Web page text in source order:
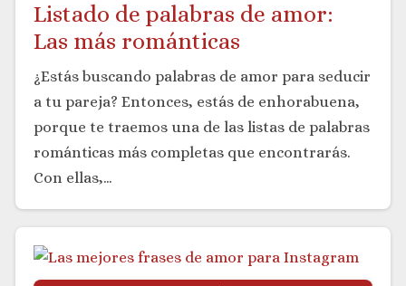
Listado de palabras de amor:
Las más románticas
¿Estás buscando palabras de amor para seducir
a tu pareja? Entonces, estás de enhorabuena,
porque te traemos una de las listas de palabras
románticas más completas que encontrarás.
Con ellas,…